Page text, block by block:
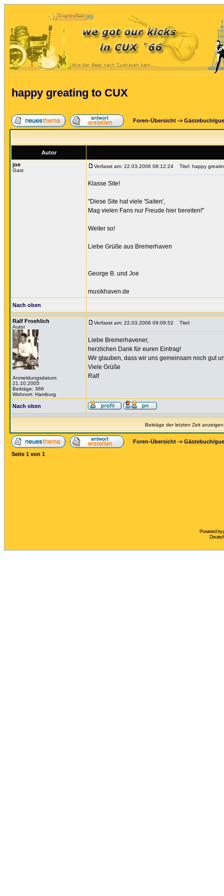
happy greating to CUX
Foren-Übersicht -> Gästebuch/
Autor
joe
Gast
Verfasst am: 22.03.2006 08:12:24 Titel: happy
Klasse Site!
"Diese Site hat viele 'Saiten',
Mag vielen Fans nur Freude hier bereiten!"
Weiter so!
Liebe Grüße aus Bremerhaven
George B. und Joe
musikhaven.de
Nach oben
Ralf Froehlich
Autor
Anmeldungsdatum:
21.10.2005
Beiträge: 366
Wohnort: Hamburg
Verfasst am: 22.03.2006 09:09:52 Titel:
Liebe Bremerhavener,
herzlichen Dank für euren Eintrag!
Wir glauben, dass wir uns gemeinsam noch gut
Viele Grüße
Ralf
Nach oben
Beiträge der letzten Zeit
Foren-Übersicht -> Gästebuch/
Seite 1 von 1
Powered by